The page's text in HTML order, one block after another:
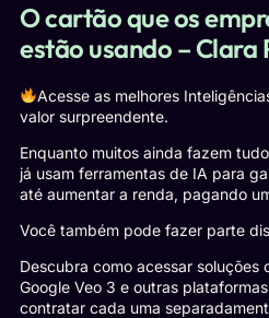
O cartão que os
estão usando – Clara
Acesse as melhores
valor surpreendente.
Enquanto muitos ainda fazem
já usam ferramentas de IA para
até aumentar a renda, pagando
Você também pode fazer parte
Descubra como acessar soluções
Google Veo 3 e outras
contratar cada uma